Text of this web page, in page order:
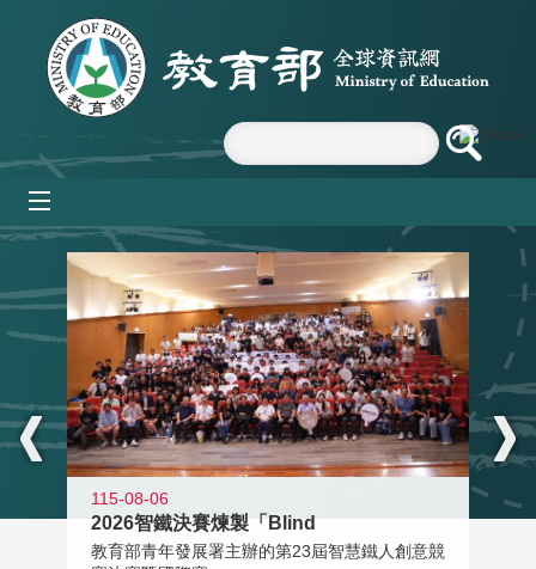
跳到主要內容區塊
:::
115-08-06
2026智鐵決賽煉製「Blind
教育部青年發展署主辦的第23屆智慧鐵人創意競